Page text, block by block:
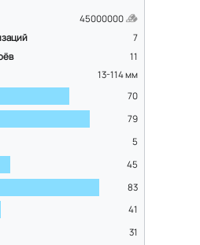
45000000
7
11
13-114мм
70
79
5
45
83
41
31